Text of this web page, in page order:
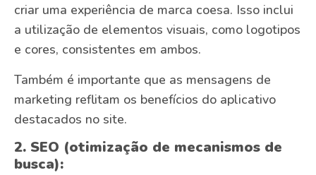
criar uma experiência de marca coesa. Isso inclui
a utilização de elementos visuais, como logotipos
e cores, consistentes em ambos.
Também é importante que as mensagens de
marketing reflitam os benefícios do aplicativo
destacados no site.
2. SEO (otimização de mecanismos de
busca):